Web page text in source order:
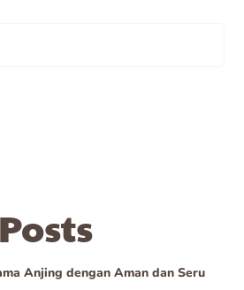
Anjing dengan Aman dan Seru